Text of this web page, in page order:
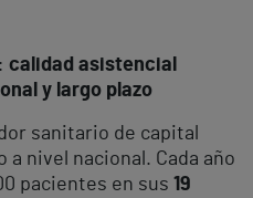
calidad asistencial
y largo plazo
sanitario de capital
a nivel nacional. Cada año
pacientes en sus 19